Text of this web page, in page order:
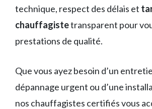
technique, respect des délais et
chauffagistetransparent pour
prestations de qualité.
Que vous ayez besoin d’un
dépannage urgent ou d’une
nos chauffagistes certifiés vous